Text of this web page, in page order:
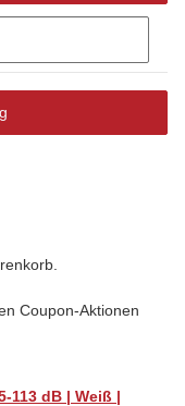
Coupon-Aktionen
113 dB | Weiß |